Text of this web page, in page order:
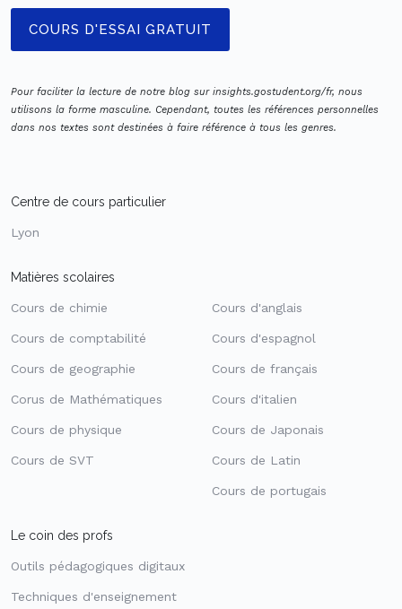
COURS D'ESSAI GRATUIT
Pour faciliter la lecture de notre blog sur insights.gostudent.org/fr, nous
utilisons la forme masculine. Cependant, toutes les références personnelles
dans nos textes sont destinées à faire référence à tous les genres.
Centre de cours particulier
Lyon
Matières scolaires
Cours de chimie
Cours de comptabilité
Cours de geographie
Corus de Mathématiques
Cours de physique
Cours de SVT
Cours d'anglais
Cours d'espagnol
Cours de français
Cours d'italien
Cours de Japonais
Cours de Latin
Cours de portugais
Le coin des profs
Outils pédagogiques digitaux
Techniques d'enseignement